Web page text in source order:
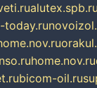
alutex.spb.ru
today.ru
home.nov.ru
bicom-oil.ru